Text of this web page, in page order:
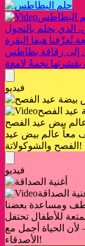
البطاطس
الذي يحلم بالتحول
تُعرِّفنا هيفا البقرة
إلى رقاقة بطاطس
فيديو
بيض عيد الفصح
معاً عالم بيض عيد
الفصح والشوكولاتة!
فيديو
الصداقة
ومساعدة بعضنا
للأطفال تحتفل
الحياة أجمل مع
الأصدقاء!